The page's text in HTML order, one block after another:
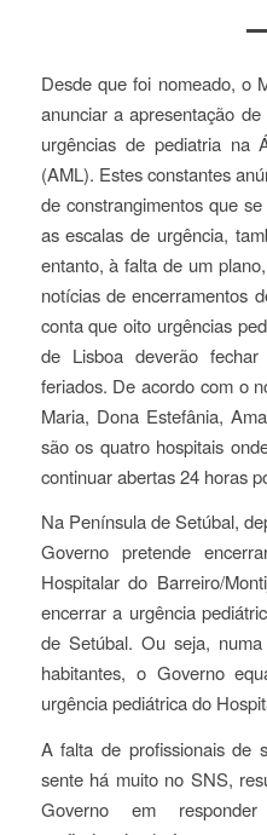
Desde que foi nomeado, o
anunciar a apresentação
urgências de pediatria na
(AML). Estes constantes
de constrangimentos que
as escalas de urgência,
entanto, à falta de um
notícias de encerramentos
conta que oito urgências
de Lisboa deverão
feriados. De acordo com o
Maria, Dona Estefânia,
são os quatro hospitais
continuar abertas 24 horas
Na Península de Setúbal,
Governo pretende
Hospitalar do Barreiro/
encerrar a urgência
de Setúbal. Ou seja,
habitantes, o Governo
urgência pediátrica do
A falta de profissionais de
sente há muito no SNS,
Governo em